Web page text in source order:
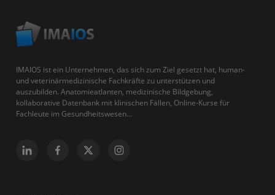
IMAIOS ist ein Unternehmen, das sich zum Ziel gesetzt hat, human-
und veterinärmedizinische Fachkräfte zu unterstützen und
auszubilden. Anatomieatlanten, medizinische Bildgebung,
kollaborative Datenbank mit klinischen Fällen, Online-Kurse für
Fachleute im Gesundheitswesen...